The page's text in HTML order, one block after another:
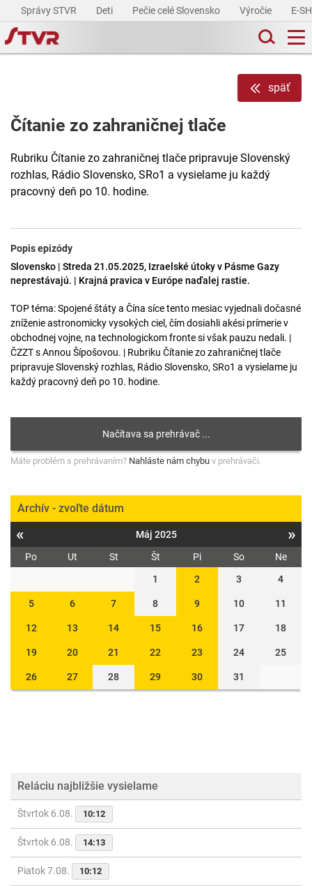
Správy STVR Deti Pečie celé Slovensko Výročie E-
späť
Čítanie zo zahraničnej tlače
Rubriku Čítanie zo zahraničnej tlače pripravuje Slovenský
rozhlas, Rádio Slovensko, SRo1 a vysielame ju každý
pracovný deň po 10. hodine.
Popis epizódy
Slovensko | Streda 21.05.2025, Izraelské útoky v Pásme Gazy
neprestávajú. | Krajná pravica v Európe naďalej rastie.
TOP téma: Spojené štáty a Čína síce tento mesiac vyjednali dočasné
zníženie astronomicky vysokých ciel, čím dosiahli akési prímerie v
obchodnej vojne, na technologickom fronte si však pauzu nedali. |
ČZZT s Annou Šípošovou. | Rubriku Čítanie zo zahraničnej tlače
pripravuje Slovenský rozhlas, Rádio Slovensko, SRo1 a vysielame ju
každý pracovný deň po 10. hodine.
Máte problém s prehrávaním? Nahláste nám chybu v prehrávači.
Archív - zvoľte dátum
« Máj 2025 »
Po Ut St Št Pi So
Ne
1
2 3 4
5 6 7 8 9 10 11
12 13 14 15 16 17 18
19 20 21 22 23 24 25
26 27 28 29 30 31
Reláciu najbližšie vysielame
Štvrtok 6.08. 10:12
Štvrtok 6.08. 14:13
Piatok 7.08. 10:12